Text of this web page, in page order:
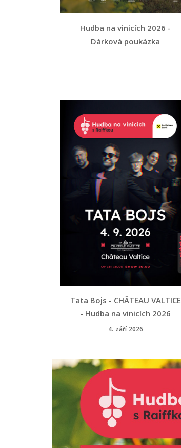
Hudba na vinicích 2026 -
Dárková poukázka
Tata Bojs - CHÂTEAU VALTICE
- Hudba na vinicích 2026
4. září 2026